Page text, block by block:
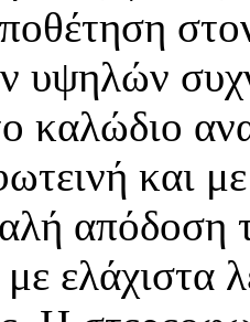
υψηλών
καλώδιο
και
απόδοση
ελάχιστα